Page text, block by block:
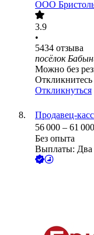
ООО
3.9
•
5434 отзыва
посёлок
Можно без
Откликнуться
Продавец-
56 000 – 61 000
Без опыта
Выплаты: Два